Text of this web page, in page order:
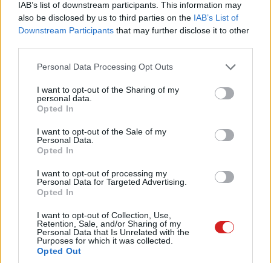
IAB’s list of downstream participants. This information may
also be disclosed by us to third parties on the IAB’s List of
Downstream Participants that may further disclose it to other
Please note that this website/app uses one or more Google
not limited to your visit or usage behaviour. You may click to
grant or deny consent to Google and its third-party tags to
use your data for below specified purposes in below Google
consent section.
Personal Data Processing Opt Outs
I want to opt-out of the Sharing of my
personal data.
Opted In
I want to opt-out of the Sale of my
Personal Data.
Opted In
I want to opt-out of processing my
Personal Data for Targeted Advertising.
Opted In
I want to opt-out of Collection, Use,
Retention, Sale, and/or Sharing of my
Personal Data that Is Unrelated with the
Purposes for which it was collected.
Opted Out
kezdődött, ezzel a processzorral
PCW.lite | 2025.10.24 19:01
Élet a Windows 10 után:
biztonságosabb, gyorsabb és
PCW.lite| 2025.08.08 15:12
alkotói is Linuxra csábítanak
A böngésző, ami nem fecseg rólad
- a legjobb Brave tippek
Rendszerváltás 2025 – ketyeg a
Windows 10 órája, ideje
felkészülni